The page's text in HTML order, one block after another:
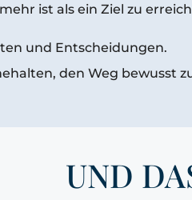
ist als ein Ziel zu
und Entscheidungen.
den Weg bewusst
UND